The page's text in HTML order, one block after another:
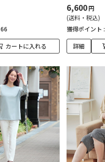
66
カートに入れる
6,600円
(送料・税込)
獲得ポイント :
詳細